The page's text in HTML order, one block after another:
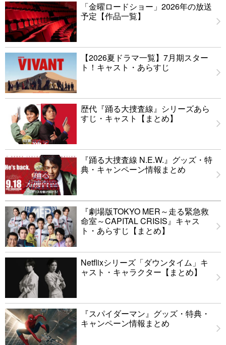
「金曜ロードショー」2026年の放送
予定【作品一覧】
【2026夏ドラマ一覧】7月期スター
ト！キャスト・あらすじ
歴代『踊る大捜査線』シリーズあら
すじ・キャスト【まとめ】
『踊る大捜査線 N.E.W.』グッズ・特
典・キャンペーン情報まとめ
『劇場版TOKYO MER～走る緊急救
命室～CAPITAL CRISIS』キャス
ト・あらすじ【まとめ】
Netflixシリーズ「ダウンタイム」キ
ャスト・キャラクター【まとめ】
『スパイダーマン』グッズ・特典・
キャンペーン情報まとめ